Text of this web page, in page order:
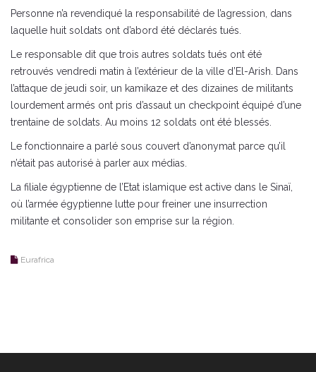
Personne n’a revendiqué la responsabilité de l’agression, dans
laquelle huit soldats ont d’abord été déclarés tués.
Le responsable dit que trois autres soldats tués ont été
retrouvés vendredi matin à l’extérieur de la ville d’El-Arish. Dans
l’attaque de jeudi soir, un kamikaze et des dizaines de militants
lourdement armés ont pris d’assaut un checkpoint équipé d’une
trentaine de soldats. Au moins 12 soldats ont été blessés.
Le fonctionnaire a parlé sous couvert d’anonymat parce qu’il
n’était pas autorisé à parler aux médias.
La filiale égyptienne de l’Etat islamique est active dans le Sinaï,
où l’armée égyptienne lutte pour freiner une insurrection
militante et consolider son emprise sur la région.
Eurafrica